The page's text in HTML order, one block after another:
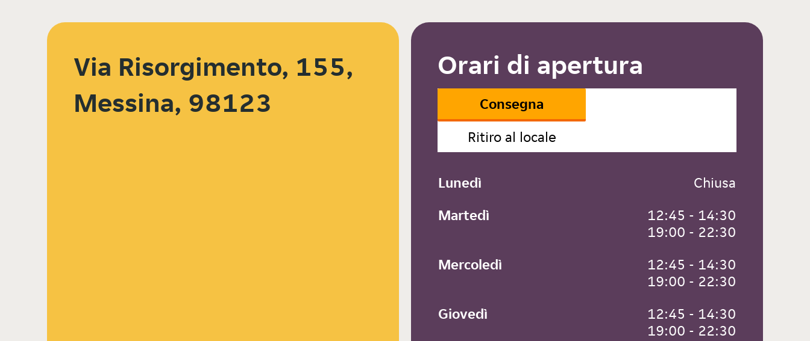
Via Risorgimento, 155,
Messina, 98123
Orari di apertura
Consegna
Ritiro al locale
Lunedì
Chiusa
Martedì
12:45 - 14:30
19:00 - 22:30
Mercoledì
12:45 - 14:30
19:00 - 22:30
Giovedì
12:45 - 14:30
19:00 - 22:30